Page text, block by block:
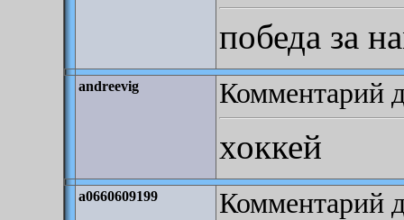
победа за
andreevig Комментарий
хоккей
a0660609199 Комментарий